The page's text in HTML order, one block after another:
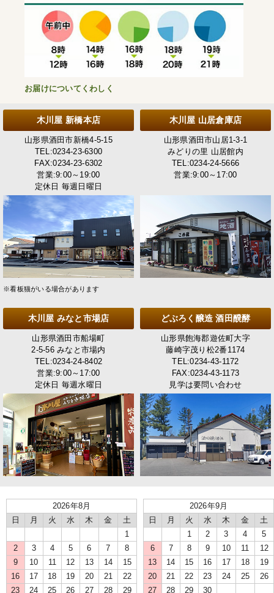
お届けについてくわしく
木川屋 新橋本店
山形県酒田市新橋4-5-15
TEL:0234-23-6300
FAX:0234-23-6302
営業:9:00～19:00
定休日 毎週日曜日
※看板猫がいる場合があります
木川屋 山居倉庫店
山形県酒田市山居1-3-1
みどりの里 山居館内
TEL:0234-24-5666
営業:9:00～17:00
木川屋 みなと市場店
山形県酒田市船場町
2-5-56 みなと市場内
TEL:0234-24-8402
営業:9:00～17:00
定休日 毎週水曜日
どぶろく醸造 酒田醗酵
山形県飽海郡遊佐町大字
藤崎字茂り松2番1174
TEL:0234-43-1172
FAX:0234-43-1173
見学は要問い合わせ
2026年8月
日
月 火 水 木 金
土
1
2
3 4 5 6 7
8
9
10 11 12 13 14
15
16
17 18 19 20 21
22
23
24 25 26 27 28
29
2026年9月
日
月 火 水 木 金
土
1
2 3 4
5
6
7 8 9 10 11
12
13
14 15 16 17 18
19
20
21 22 23 24 25
26
27
28 29 30